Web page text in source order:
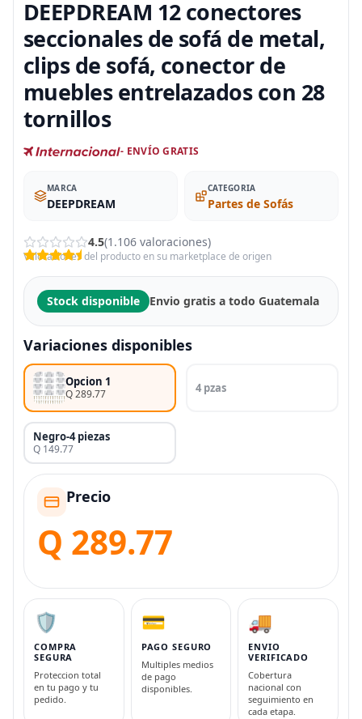
DEEPDREAM 12 conectores
seccionales de sofá de metal,
clips de sofá, conector de
muebles entrelazados con 28
tornillos
- ENVÍO GRATIS
MARCA
DEEPDREAM
CATEGORIA
Partes de Sofás
4.5(1.106 valoraciones)
Valoraciones del producto en su marketplace de origen
Stock disponible Envio gratis a todo Guatemala
Variaciones disponibles
Opcion 1
Q 289.77 4 pzas
Negro-4 piezas
Q 149.77
Precio
Q 289.77
🛡️
COMPRA
SEGURA
Proteccion total
en tu pago y tu
pedido.
💳
PAGO SEGURO
Multiples medios
de pago
disponibles.
🚚
ENVIO
VERIFICADO
Cobertura
nacional con
seguimiento en
cada etapa.